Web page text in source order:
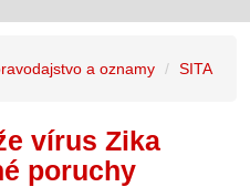
a oznamy SITA
vírus Zika
poruchy